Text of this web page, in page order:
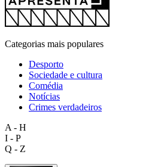
Categorias mais populares
Desporto
Sociedade e cultura
Comédia
Notícias
Crimes verdadeiros
A - H
I - P
Q - Z